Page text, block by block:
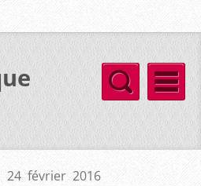
24 février 2016